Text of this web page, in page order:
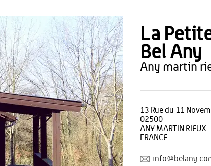
La
Bel Any
any martin
13 Rue du 11
02500
ANY MARTIN RIEUX
FRANCE